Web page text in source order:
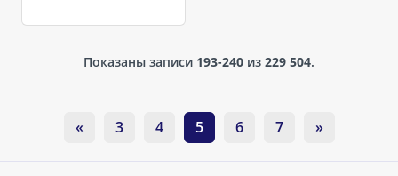
Показаны записи 193-240 из 229 504.
« 3 4 5 6 7 »